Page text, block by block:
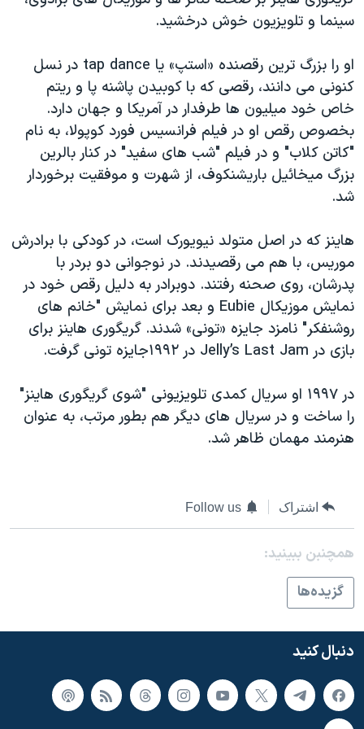
فرهنگ و زندگی
اقتصادی
علم و فناوری
اسرائیل در جنگ
گالری عکس
مستندها
حمله جمهوری اسلامی به اسرائیل
رمز مهسا
ورزش زنان در ایران
اعتراضات زن، زندگی، آزادی
دادگاه حمید نوری
چهل سال گروگان‌گیری
قانون شفافیت دارائی کادر رهبری ایران
اعتراضات مردمی آبان ۹۸
نرگس محمدی برنده جایزه نوبل صلح
همایش محافظه‌کاران آمریکا «سی‌پک»
دنبال کنید
زبانهای مختلف
سينما و تلويزيون خوش درخشيد.
او را بزرگ ترين رقصنده «استپ» يا tap dance در نسل
کنونی می دانند، رقصی که با کوبيدن پاشنه پا و ريتم
خاص خود ميليون ها طرفدار در آمريکا و جهان دارد.
بخصوص رقص او در فيلم فرانسيس فورد کوپولا، به نام
"کاتن کلاب" و در فيلم "شب های سفيد" در کنار بالرين
بزرگ ميخائيل باريشنکوف، از شهرت و موفقيت برخوردار
شد.
هاينز که در اصل متولد نيويورک است، در کودکی با برادرش
موريس، با هم می رقصيدند. در نوجوانی دو بردر با
پدرشان، روی صحنه رفتند. دوبرادر به دليل رقص خود در
نمايش موزيکال Eubie و بعد برای نمايش "خانم های
روشنفکر" نامزد جايزه «تونی» شدند. گريگوری هاينز برای
بازی در Jelly’s Last Jam در ۱۹۹۲جايزه تونی گرفت.
در ۱۹۹۷ او سريال کمدی تلويزيونی "شوی گريگوری هاينز"
را ساخت و در سريال های ديگر هم بطور مرتب، به عنوان
هنرمند مهمان ظاهر شد.
اشتراک Follow us
همچنبن ببینید:
گزيده‌ها
دنبال کنید